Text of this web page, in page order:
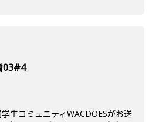
03#4
生コミュニティWACDOESがお送